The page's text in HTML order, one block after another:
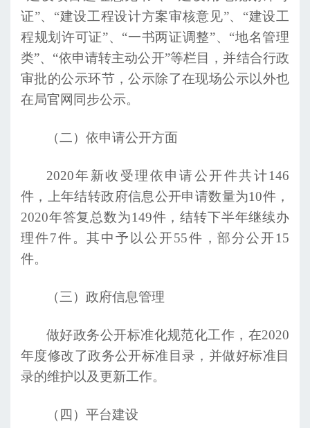
证”、“建设工程设计方案审核意见”、“建设工
程规划许可证”、“一书两证调整”、“地名管理
类”、“依申请转主动公开”等栏目，并结合行政
审批的公示环节，公示除了在现场公示以外也
在局官网同步公示。
（二）依申请公开方面
2020年新收受理依申请公开件共计146
件，上年结转政府信息公开申请数量为10件，
2020年答复总数为149件，结转下半年继续办
理件7件。其中予以公开55件，部分公开15
件。
（三）政府信息管理
做好政务公开标准化规范化工作，在2020
年度修改了政务公开标准目录，并做好标准目
录的维护以及更新工作。
（四）平台建设